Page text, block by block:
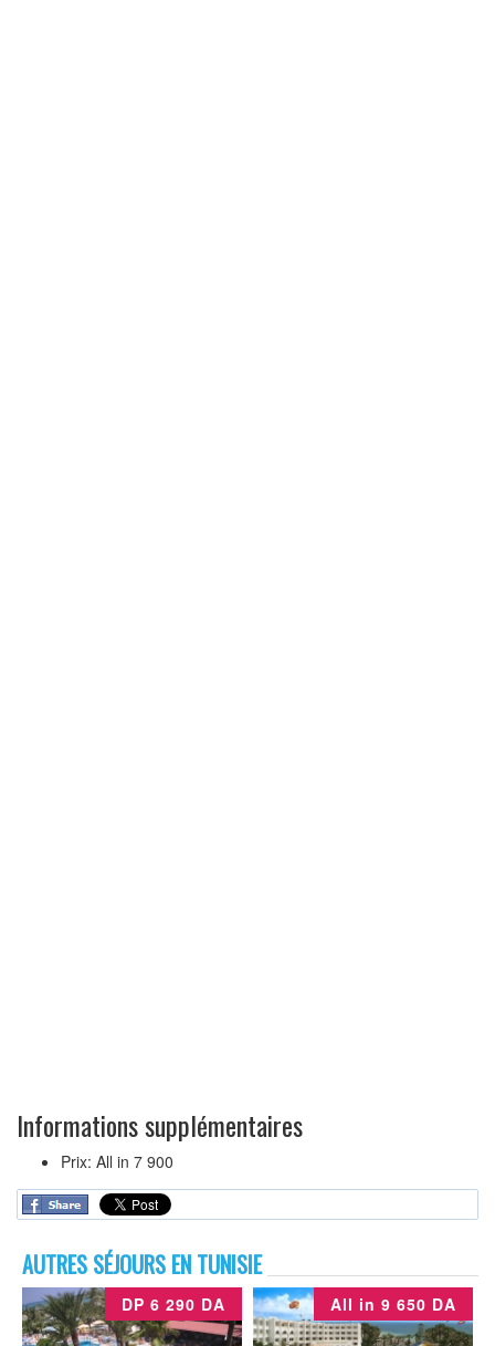
Informations supplémentaires
Prix: All in 7 900
AUTRES SÉJOURS EN TUNISIE
DP 6 290 DA All in 9 650 DA